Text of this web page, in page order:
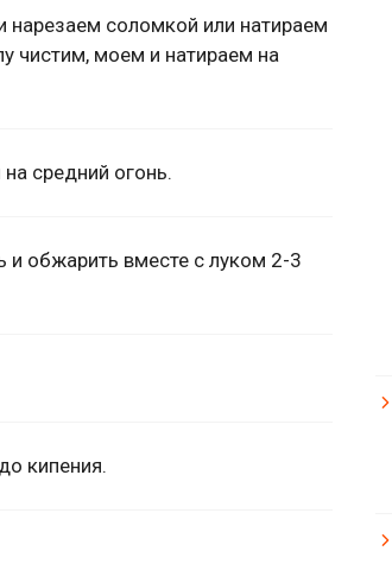
соломкой или натираем
чистим, моем и натираем на
средний огонь.
обжарить вместе с луком 2-3
кипения.